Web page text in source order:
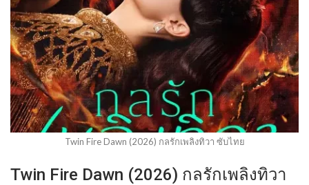
Twin Fire Dawn (2026) กลรักเพลิงทิวา ซับไทย
Twin Fire Dawn (2026) กลรักเพลิงทิวา